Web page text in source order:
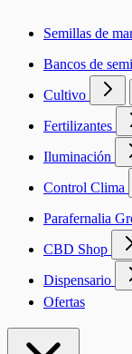
Semillas de
Bancos de
Cultivo
Fertilizantes
Iluminación
Control Clima
Parafernalia
CBD Shop
Dispensario
Ofertas